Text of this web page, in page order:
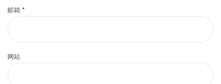
邮箱 *
网站